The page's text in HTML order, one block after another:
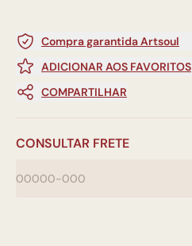
Compra garantida Artsoul
ADICIONAR AOS FAVORITOS
COMPARTILHAR
CONSULTAR FRETE